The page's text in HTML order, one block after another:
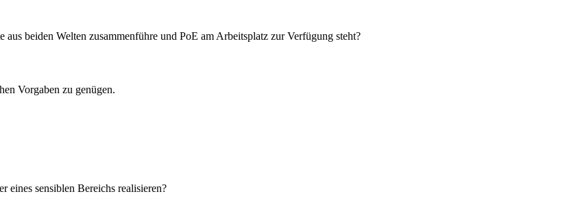
beiden Welten zusammenführe und PoE am Arbeitsplatz zur Verfügung steht?
Vorgaben zu genügen.
eines sensiblen Bereichs realisieren?